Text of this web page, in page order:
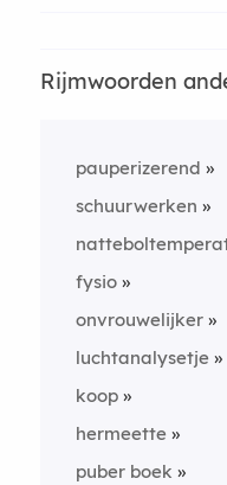
Rijmwoorden
pauperizerend
schuurwerken
fysio
onvrouwelijker
luchtanalysetje
koop
hermeette
puber boek